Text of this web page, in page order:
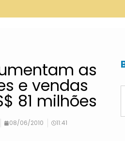
as
e vendas
81 milhões
08/06/2010 11:41